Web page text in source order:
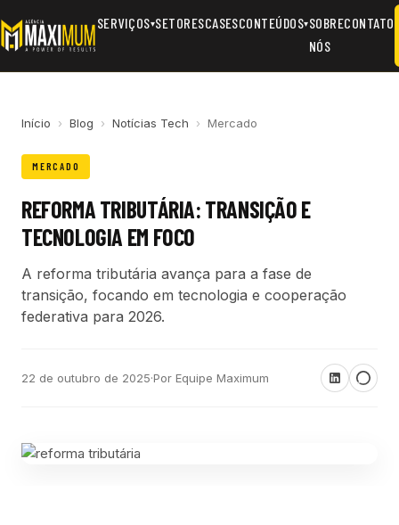
SERVIÇOS▾SETORESCASESCONTEÚDOS▾SOBRE
NÓS
CONTATO
Início › Blog › Notícias Tech › Mercado
MERCADO
REFORMA TRIBUTÁRIA: TRANSIÇÃO E
TECNOLOGIA EM FOCO
A reforma tributária avança para a fase de
transição, focando em tecnologia e cooperação
federativa para 2026.
22 de outubro de 2025·Por Equipe Maximum